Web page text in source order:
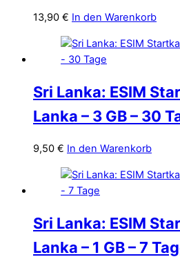
13,90 € In den Warenkorb
Sri Lanka: ESIM
Lanka – 3 GB – 30
9,50 € In den Warenkorb
Sri Lanka: ESIM
Lanka – 1 GB – 7